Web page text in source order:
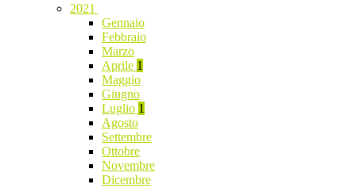
2021
Gennaio
Febbraio
Marzo
Aprile 1
Maggio
Giugno
Luglio 1
Agosto
Settembre
Ottobre
Novembre
Dicembre